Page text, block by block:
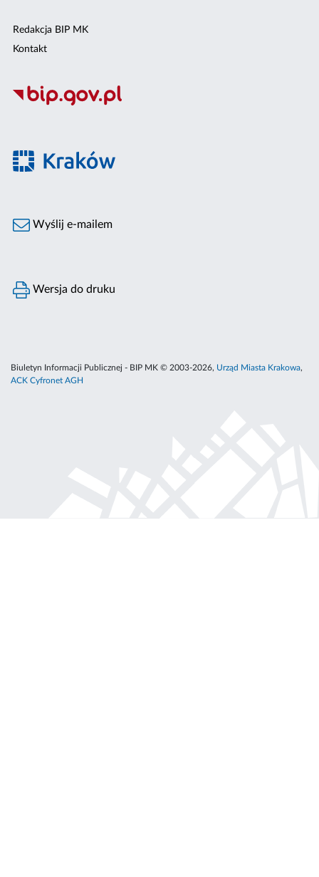
Redakcja BIP MK
Kontakt
Wyślij e-mailem
Wersja do druku
Biuletyn Informacji Publicznej - BIP MK © 2003-2026, Urząd Miasta Krakowa,
ACK Cyfronet AGH